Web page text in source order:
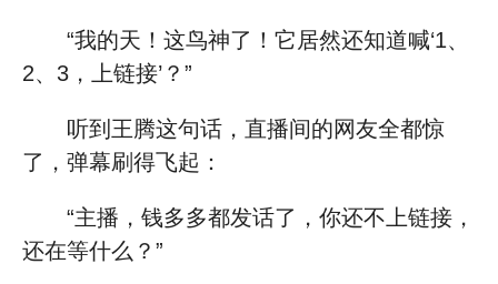
“我的天！这鸟神了！它居然还知道喊‘1、
2、3，上链接’？”
听到王腾这句话，直播间的网友全都惊
了，弹幕刷得飞起：
“主播，钱多多都发话了，你还不上链接，
还在等什么？”